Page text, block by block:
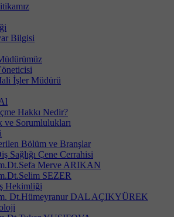
Bilgisi
İşler Müdürü
Hakkı Nedir?
ve Sorumlulukları
Bölüm ve Branşlar
Sağlığı Çene Cerrahisi
Merve ARIKAN
SEZER
Hekimliği
Dt.Hümeyranur DAL AÇIKYÜREK